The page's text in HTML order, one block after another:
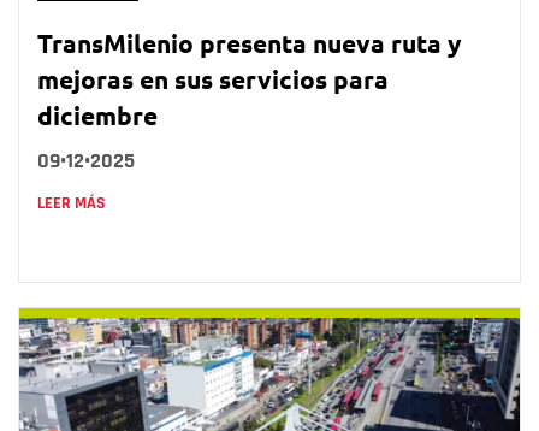
TransMilenio presenta nueva ruta y
mejoras en sus servicios para
diciembre
09•12•2025
LEER MÁS